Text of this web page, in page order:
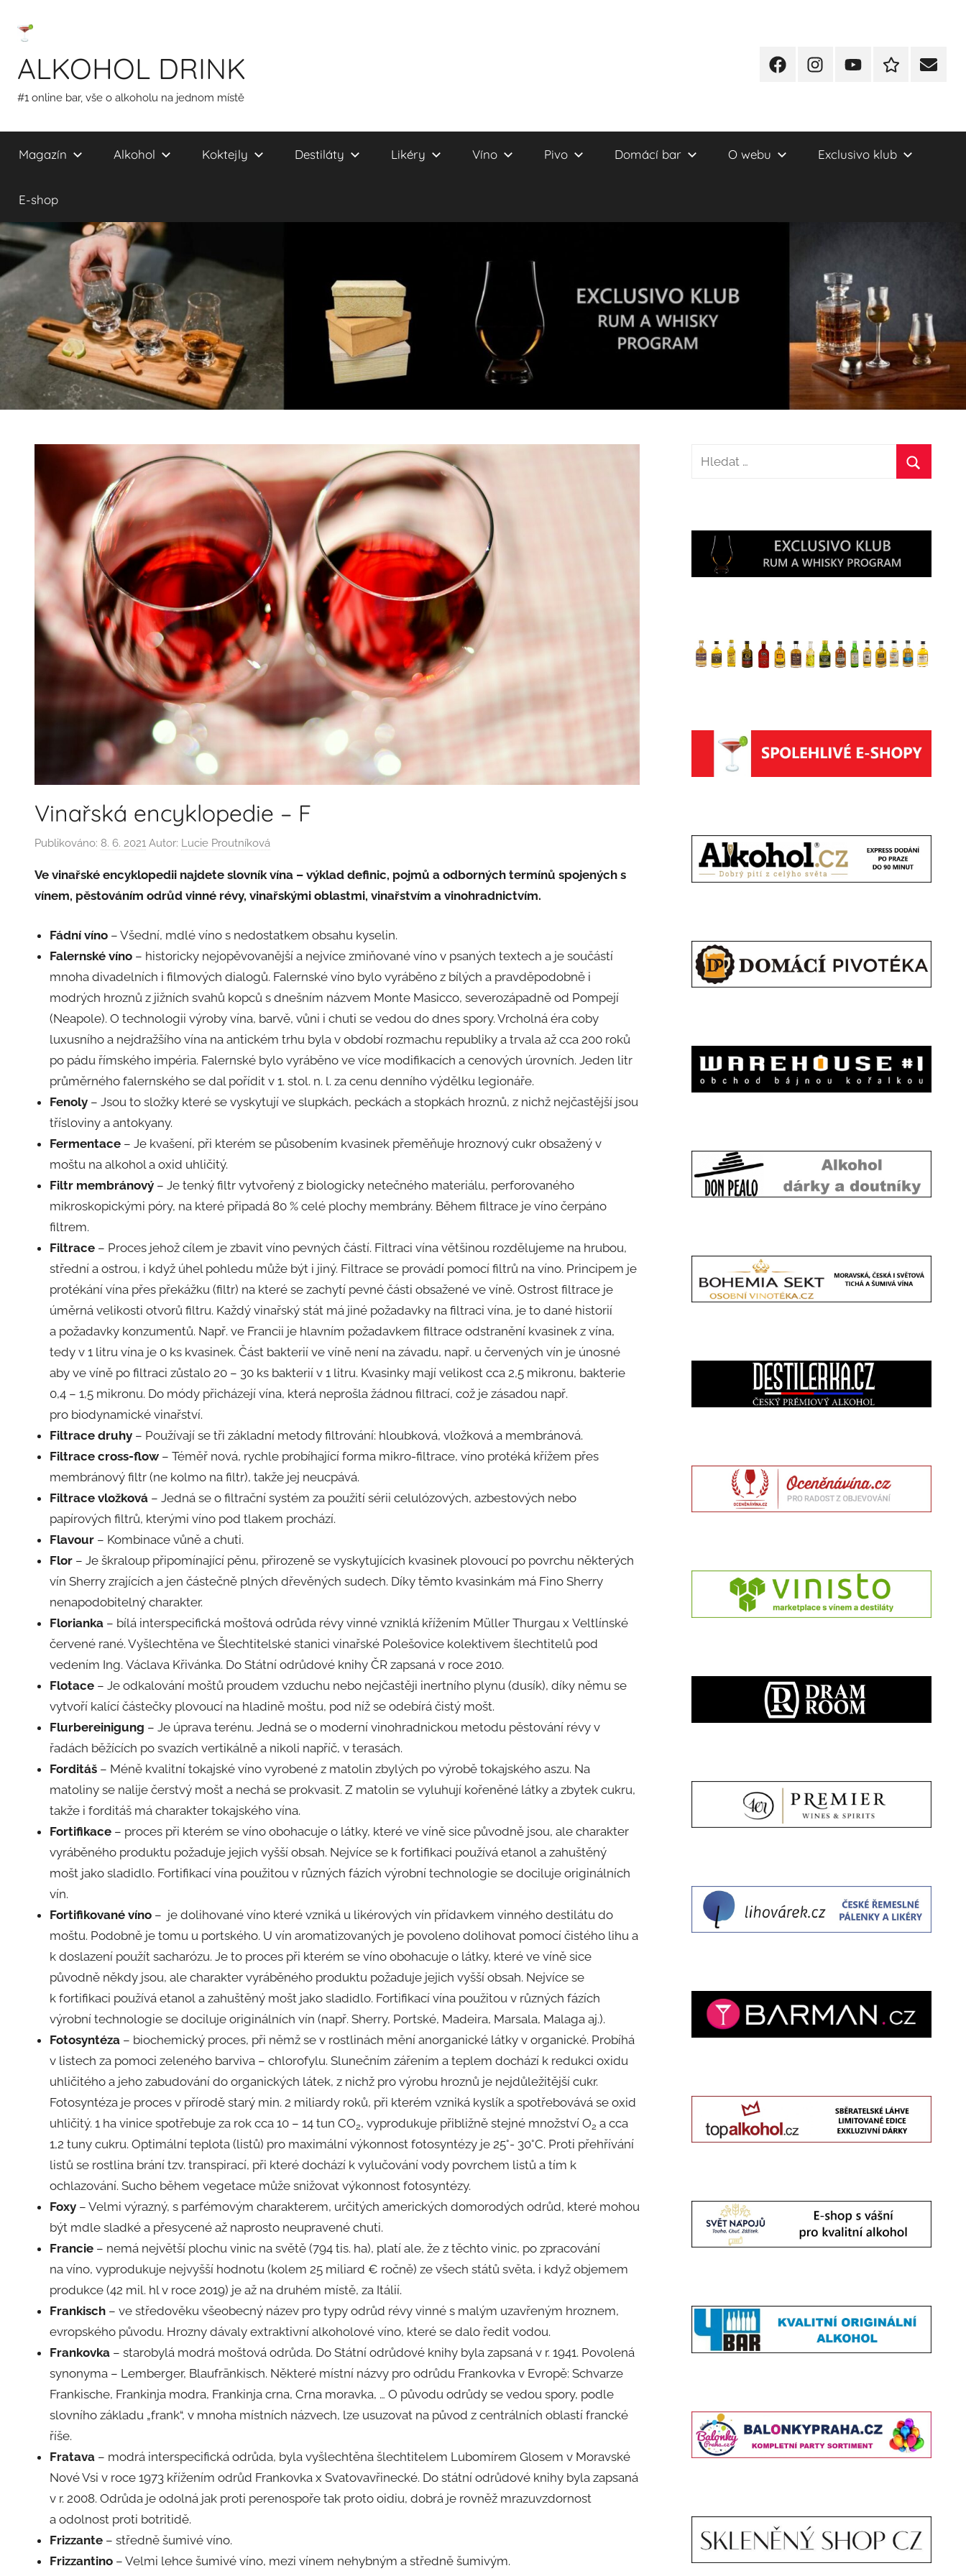
ALKOHOL DRINK
#1 online bar, vše o alkoholu na jednom místě
FacebookInstagram
YT
Redakční
E-
Magazín Alkohol Koktejly Destiláty Likéry Víno Pivo Domácí bar O webu Exclusivo klub
E-shop
Vinařská encyklopedie – F
Publikováno: 8. 6. 2021 Autor: Lucie Proutníková
Ve vinařské encyklopedii najdete slovník vína – výklad definic, pojmů a odborných termínů spojených s
vínem, pěstováním odrůd vinné révy, vinařskými oblastmi, vinařstvím a vinohradnictvím.
Fádní víno – Všední, mdlé víno s nedostatkem obsahu kyselin.
Falernské víno – historicky nejopěvovanější a nejvíce zmiňované víno v psaných textech a je součástí
mnoha divadelních i filmových dialogů. Falernské víno bylo vyráběno z bílých a pravděpodobně i
modrých hroznů z jižních svahů kopců s dnešním názvem Monte Masicco, severozápadně od Pompejí
(Neapole). O technologii výroby vína, barvě, vůni i chuti se vedou do dnes spory. Vrcholná éra coby
luxusního a nejdražšího vína na antickém trhu byla v období rozmachu republiky a trvala až cca 200 roků
po pádu římského impéria. Falernské bylo vyráběno ve více modifikacích a cenových úrovních. Jeden litr
průměrného falernského se dal pořídit v 1. stol. n. l. za cenu denního výdělku legionáře.
Fenoly – Jsou to složky které se vyskytují ve slupkách, peckách a stopkách hroznů, z nichž nejčastější jsou
třísloviny a antokyany.
Fermentace – Je kvašení, při kterém se působením kvasinek přeměňuje hroznový cukr obsažený v
moštu na alkohol a oxid uhličitý.
Filtr membránový – Je tenký filtr vytvořený z biologicky netečného materiálu, perforovaného
mikroskopickými póry, na které připadá 80 % celé plochy membrány. Během filtrace je víno čerpáno
filtrem.
Filtrace – Proces jehož cílem je zbavit víno pevných částí. Filtraci vína většinou rozdělujeme na hrubou,
střední a ostrou, i když úhel pohledu může být i jiný. Filtrace se provádí pomocí filtrů na víno. Principem je
protékání vína přes překážku (filtr) na které se zachytí pevné části obsažené ve víně. Ostrost filtrace je
úměrná velikosti otvorů filtru. Každý vinařský stát má jiné požadavky na filtraci vína, je to dané historií
a požadavky konzumentů. Např. ve Francii je hlavním požadavkem filtrace odstranění kvasinek z vína,
tedy v 1 litru vína je 0 ks kvasinek. Část bakterií ve víně není na závadu, např. u červených vín je únosné
aby ve víně po filtraci zůstalo 20 – 30 ks bakterií v 1 litru. Kvasinky mají velikost cca 2,5 mikronu, bakterie
0,4 – 1,5 mikronu. Do módy přicházejí vína, která neprošla žádnou filtrací, což je zásadou např.
pro biodynamické vinařství.
Filtrace druhy – Používají se tři základní metody filtrování: hloubková, vložková a membránová.
Filtrace cross-flow – Téměř nová, rychle probíhající forma mikro-filtrace, víno protéká křížem přes
membránový filtr (ne kolmo na filtr), takže jej neucpává.
Filtrace vložková – Jedná se o filtrační systém za použití sérii celulózových, azbestových nebo
papírových filtrů, kterými víno pod tlakem prochází.
Flavour – Kombinace vůně a chuti.
Flor – Je škraloup připomínající pěnu, přirozeně se vyskytujících kvasinek plovoucí po povrchu některých
vín Sherry zrajících a jen částečně plných dřevěných sudech. Díky těmto kvasinkám má Fino Sherry
nenapodobitelný charakter.
Florianka – bílá interspecifická moštová odrůda révy vinné vzniklá křížením Müller Thurgau x Veltlínské
červené rané. Vyšlechtěna ve Šlechtitelské stanici vinařské Polešovice kolektivem šlechtitelů pod
vedením Ing. Václava Křivánka. Do Státní odrůdové knihy ČR zapsaná v roce 2010.
Flotace – Je odkalování moštů proudem vzduchu nebo nejčastěji inertního plynu (dusík), díky němu se
vytvoří kalící částečky plovoucí na hladině moštu, pod níž se odebírá čistý mošt.
Flurbereinigung – Je úprava terénu. Jedná se o moderní vinohradnickou metodu pěstování révy v
řadách běžících po svazích vertikálně a nikoli napříč, v terasách.
Forditáš – Méně kvalitní tokajské víno vyrobené z matolin zbylých po výrobě tokajského aszu. Na
matoliny se nalije čerstvý mošt a nechá se prokvasit. Z matolin se vyluhují kořeněné látky a zbytek cukru,
takže i forditáš má charakter tokajského vína.
Fortifikace – proces při kterém se víno obohacuje o látky, které ve víně sice původně jsou, ale charakter
vyráběného produktu požaduje jejich vyšší obsah. Nejvíce se k fortifikaci používá etanol a zahuštěný
mošt jako sladidlo. Fortifikací vína použitou v různých fázích výrobní technologie se dociluje originálních
vín.
Fortifikované víno – je dolihované víno které vzniká u likérových vín přídavkem vinného destilátu do
moštu. Podobně je tomu u portského. U vín aromatizovaných je povoleno dolihovat pomocí čistého lihu a
k doslazení použít sacharózu. Je to proces při kterém se víno obohacuje o látky, které ve víně sice
původně někdy jsou, ale charakter vyráběného produktu požaduje jejich vyšší obsah. Nejvíce se
k fortifikaci používá etanol a zahuštěný mošt jako sladidlo. Fortifikací vína použitou v různých fázích
výrobní technologie se dociluje originálních vín (např. Sherry, Portské, Madeira, Marsala, Malaga aj.).
Fotosyntéza – biochemický proces, při němž se v rostlinách mění anorganické látky v organické. Probíhá
v listech za pomoci zeleného barviva – chlorofylu. Slunečním zářením a teplem dochází k redukci oxidu
uhličitého a jeho zabudování do organických látek, z nichž pro výrobu hroznů je nejdůležitější cukr.
Fotosyntéza je proces v přírodě starý min. 2 miliardy roků, při kterém vzniká kyslík a spotřebovává se oxid
uhličitý. 1 ha vinice spotřebuje za rok cca 10 – 14 tun CO2, vyprodukuje přibližně stejné množství O2 a cca
1,2 tuny cukru. Optimální teplota (listů) pro maximální výkonnost fotosyntézy je 25°- 30°C. Proti přehřívání
listů se rostlina brání tzv. transpirací, při které dochází k vylučování vody povrchem listů a tím k
ochlazování. Sucho během vegetace může snižovat výkonnost fotosyntézy.
Foxy – Velmi výrazný, s parfémovým charakterem, určitých amerických domorodých odrůd, které mohou
být mdle sladké a přesycené až naprosto neupravené chuti.
Francie – nemá největší plochu vinic na světě (794 tis. ha), platí ale, že z těchto vinic, po zpracování
na víno, vyprodukuje nejvyšší hodnotu (kolem 25 miliard € ročně) ze všech států světa, i když objemem
produkce (42 mil. hl v roce 2019) je až na druhém místě, za Itálií.
Frankisch – ve středověku všeobecný název pro typy odrůd révy vinné s malým uzavřeným hroznem,
evropského původu. Hrozny dávaly extraktivní alkoholové víno, které se dalo ředit vodou.
Frankovka – starobylá modrá moštová odrůda. Do Státní odrůdové knihy byla zapsaná v r. 1941. Povolená
synonyma – Lemberger, Blaufränkisch. Některé místní názvy pro odrůdu Frankovka v Evropě: Schvarze
Frankische, Frankinja modra, Frankinja crna, Crna moravka, … O původu odrůdy se vedou spory, podle
slovního základu „frank“, v mnoha místních názvech, lze usuzovat na původ z centrálních oblastí francké
říše.
Fratava – modrá interspecifická odrůda, byla vyšlechtěna šlechtitelem Lubomírem Glosem v Moravské
Nové Vsi v roce 1973 křížením odrůd Frankovka x Svatovavřinecké. Do státní odrůdové knihy byla zapsaná
v r. 2008. Odrůda je odolná jak proti perenospoře tak proto oidiu, dobrá je rovněž mrazuvzdornost
a odolnost proti botritidě.
Frizzante – středně šumivé víno.
Frizzantino – Velmi lehce šumivé víno, mezi vínem nehybným a středně šumivým.
Hledat: